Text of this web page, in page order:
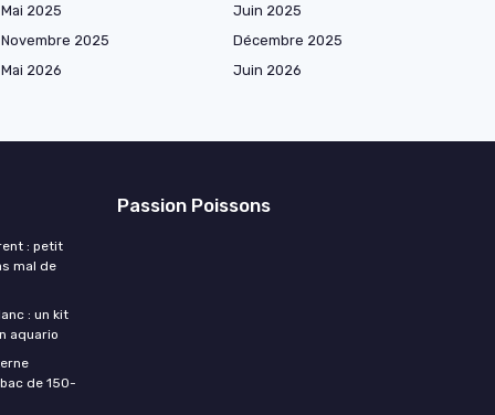
Mai 2025
Juin 2025
Novembre 2025
Décembre 2025
Mai 2026
Juin 2026
: petit
mal de
: un kit
aquario
de 150-
Passion Poissons